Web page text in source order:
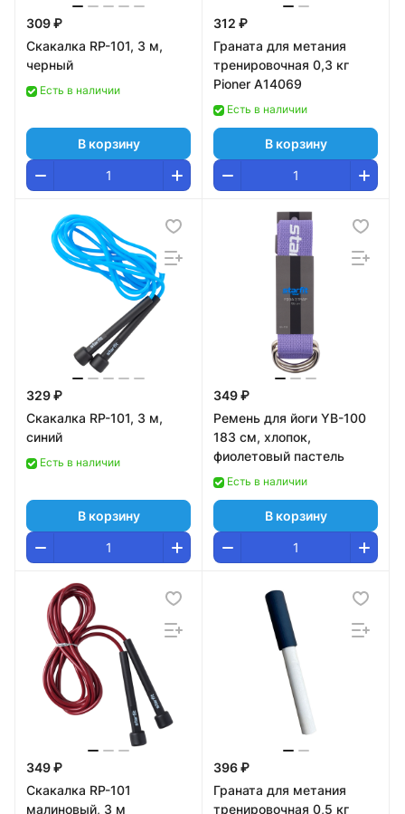
309 ₽
Скакалка RP-101, 3 м,
черный
Есть в наличии
В корзину
312 ₽
Граната для метания
тренировочная 0,3 кг
Pioner A14069
Есть в наличии
В корзину
329 ₽
Скакалка RP-101, 3 м,
синий
Есть в наличии
В корзину
349 ₽
Ремень для йоги YB-100
183 см, хлопок,
фиолетовый пастель
Есть в наличии
В корзину
349 ₽
Скакалка RP-101
малиновый, 3 м
396 ₽
Граната для метания
тренировочная 0,5 кг